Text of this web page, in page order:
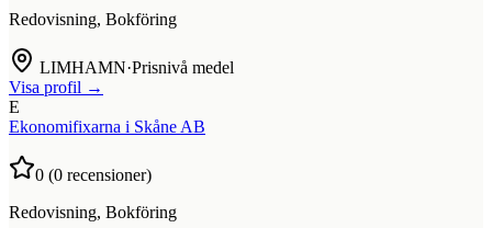
Redovisning, Bokföring
LIMHAMN·Prisnivå medel
Visa profil →
E
Ekonomifixarna i Skåne AB
0 (0 recensioner)
Redovisning, Bokföring